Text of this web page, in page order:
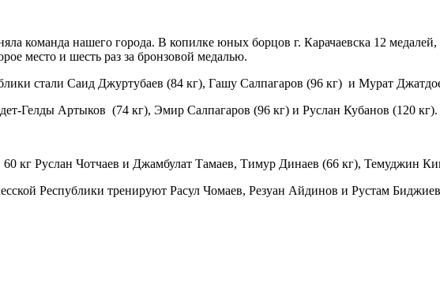
команда нашего города. В копилке юных борцов г. Карачаевска 12
место и шесть раз за бронзовой медалью.
стали Саид Джуртубаев (84 кг), Гашу Салпагаров (96 кг) и Мурат
Гелды Артыков (74 кг), Эмир Салпагаров (96 кг) и Руслан Кубанов (120 кг).
60 кг Руслан Чотчаев и Джамбулат Тамаев, Тимур Динаев (66 кг), Темуджин
Республики тренируют Расул Чомаев, Резуан Айдинов и Рустам